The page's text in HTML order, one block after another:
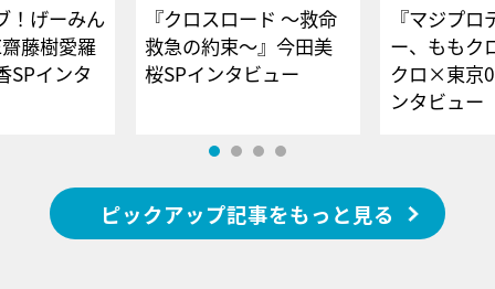
！げーみん
藤樹愛羅
SPインタ
『クロスロード ～救命
救急の約束～』今田美
桜SPインタビュー
『マジプロ
ー、ももク
クロ×東京
ンタビュー
ピックアップ記事をもっと見る